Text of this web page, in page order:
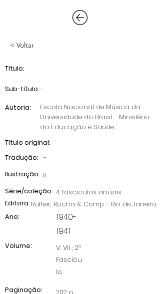
< Voltar
Título:
-
Sub-título:
Autoria:
Escola Nacional de Música da
Universidade do Brasil - Ministério
da Educação e Saúde
Título original:
-
Tradução: -
Ilustração: II.
Série/coleção: 4 fasciculos anuais
Ruffier, Rocha & Comp - Rio de Janeiro
Editora:
1940-
1941
Ano:
Volume:
V. VII ; 2º
Fascícu
lo
Paginação: